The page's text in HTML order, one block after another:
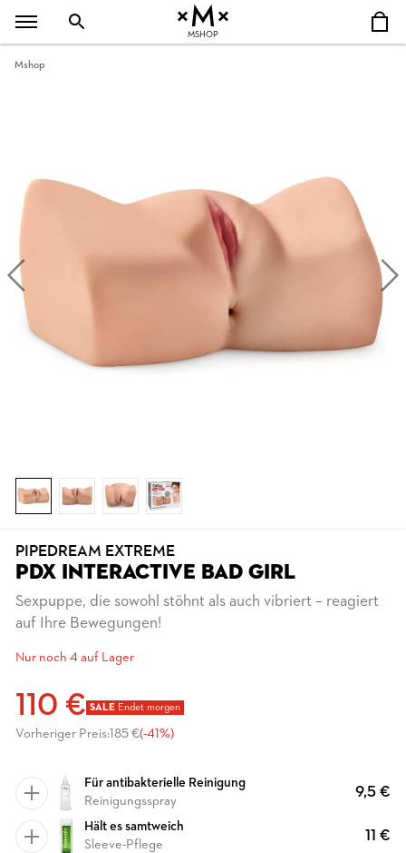
MSHOP
Mshop
PIPEDREAM EXTREME
PDX INTERACTIVE BAD GIRL
Sexpuppe, die sowohl stöhnt als auch vibriert – reagiert
auf Ihre Bewegungen!
Nur noch 4 auf Lager
110 € SALE Endet morgen
Vorheriger Preis:185 €(-41%)
Für antibakterielle Reinigung
Reinigungsspray
9,5 €
Hält es samtweich
Sleeve-Pflege
11 €